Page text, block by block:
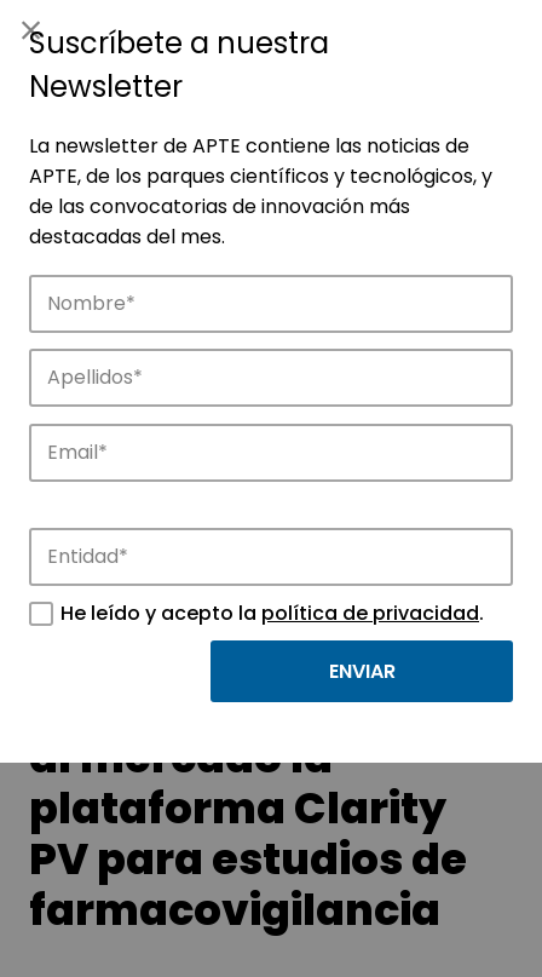
Noticias
APTE y sus parques científicos y
tecnológicos.
Chemotargets lanza
al mercado la
plataforma Clarity
PV para estudios de
farmacovigilancia
Suscríbete a nuestra
Newsletter
La newsletter de APTE contiene las noticias de
APTE, de los parques científicos y tecnológicos, y
de las convocatorias de innovación más
destacadas del mes.
He leído y acepto la política de privacidad.